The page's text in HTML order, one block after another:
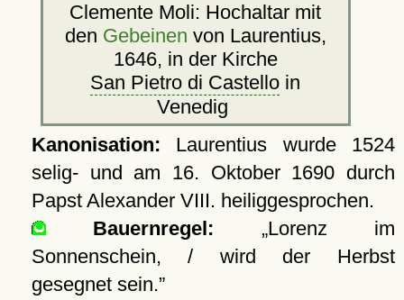
Clemente Moli: Hochaltar mit
den Gebeinen von Laurentius,
1646, in der Kirche
San Pietro di Castello in
Venedig
Kanonisation: Laurentius wurde 1524
selig- und am 16. Oktober 1690 durch
Papst Alexander VIII. heiliggesprochen.
Bauernregel:
Lorenz im
Sonnenschein, / wird der Herbst
gesegnet sein.